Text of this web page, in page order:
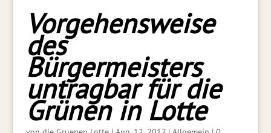
Vorgehensweise
des
Bürgermeisters
untragbar für die
Grünen in Lotte